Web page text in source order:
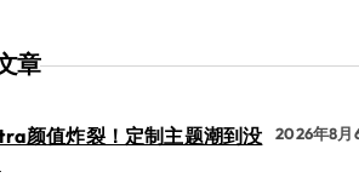
章
颜值炸裂！定制主题潮到没
2026年8月